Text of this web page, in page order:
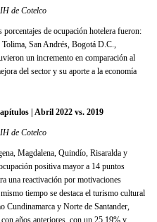
de Cotelco
de ocupación hotelera fueron:
San Andrés, Bogotá D.C.,
un incremento en comparación al
del sector y su aporte a la economía
| Abril 2022 vs. 2019
de Cotelco
Magdalena, Quindío, Risaralda y
positiva mayor a 14 puntos
una reactivación por motivaciones
tiempo se destaca el turismo cultural
Cundinamarca y Norte de Santander,